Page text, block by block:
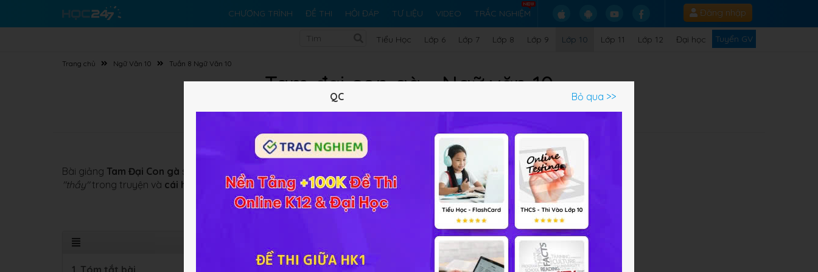
CHƯƠNG TRÌNH ĐỀ THI HỎI ĐÁP TƯ LIỆU VIDEO TRẮC NGHIỆM Đăng nhập
Tiểu Học Lớp 6 Lớp 7 Lớp 8 Lớp 9 Lớp 10 Lớp 11 Lớp 12 Đại học Tuyển GV
Trang chủ Ngữ Văn 10 Tuần 8 Ngữ Văn 10
Tam đại con gà - Ngữ văn 10
Bài giảng Tam Đại Con gà sẽ giúp các em hiểu được mâu thuẫn trái tự nhiên
trong cách ứng phó của nhân vật
"thầy"trong truyện và cái hay của nghệ thuậttruyện. Chúc các em có thêm một bài giảng thú vị!
1. Tóm tắt bài
QC Bỏ qua >>